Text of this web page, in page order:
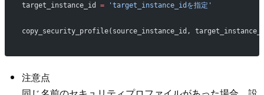
target_instance_id = 'target_instance_idを指定'
copy_security_profile(source_instance_id,
注意点